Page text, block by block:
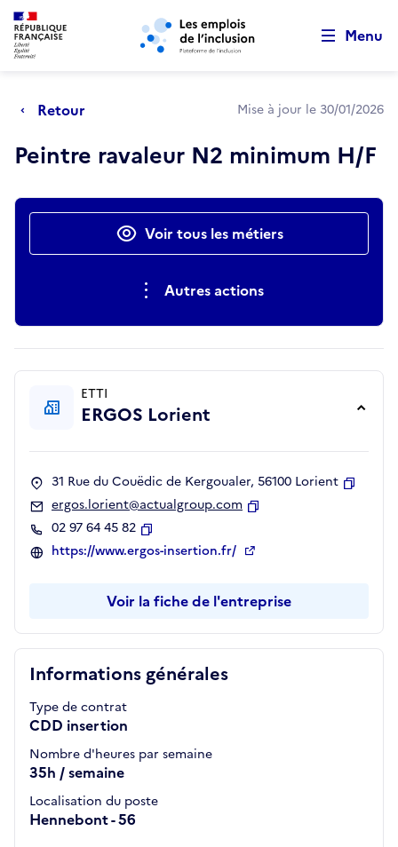
Aller au menu principal Aller au contenu principal
Menu
Retour Mise à jour le 30/01/2026
Peintre ravaleur N2 minimum H/F
Actions rapidesVoir tous les métiers
Autres actions
Informations générales
Type de contrat
CDD insertion
Nombre d'heures par semaine
35h / semaine
Localisation du poste
Hennebont - 56
ETTI
ERGOS Lorient
31 Rue du Couëdic de Kergoualer, 56100 Lorient
ergos.lorient@actualgroup.com
02 97 64 45 82
Copier
https://www.ergos-insertion.fr/
Voir la fiche de l'entreprise
Retour au début de la page
Panneau de gestion des cookies